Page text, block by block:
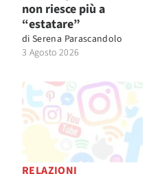
non riesce più a
“estatare”
di Serena Parascandolo
3 Agosto 2026
RELAZIONI